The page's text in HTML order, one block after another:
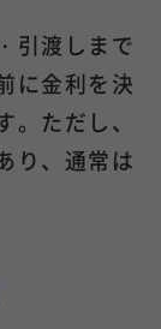
引渡しまで
に金利を決
ただし、
り、通常は